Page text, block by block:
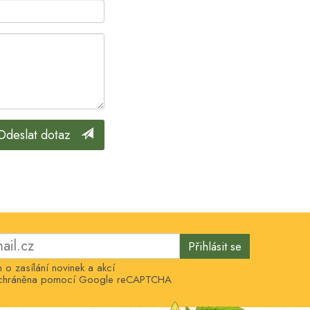
dotaz
Přihlásit se
o zasílání novinek a akcí
pomocí Google reCAPTCHA